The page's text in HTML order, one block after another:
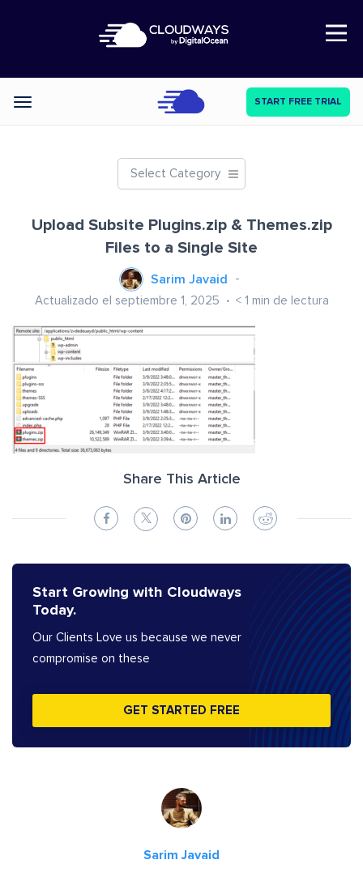
Open Nav
Categories START FREE TRIAL
Select Category
Upload Subsite Plugins.zip & Themes.zip
Files to a Single Site
Sarim Javaid
Actualizado el septiembre 1, 2025 < 1 min de lectura
Share This Article
Start Growing with Cloudways
Today.
Our Clients Love us because we never
compromise on these
GET STARTED FREE
Sarim Javaid